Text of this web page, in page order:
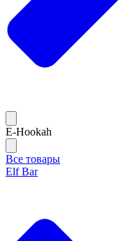
E-Hookah
Все товары
Elf Bar